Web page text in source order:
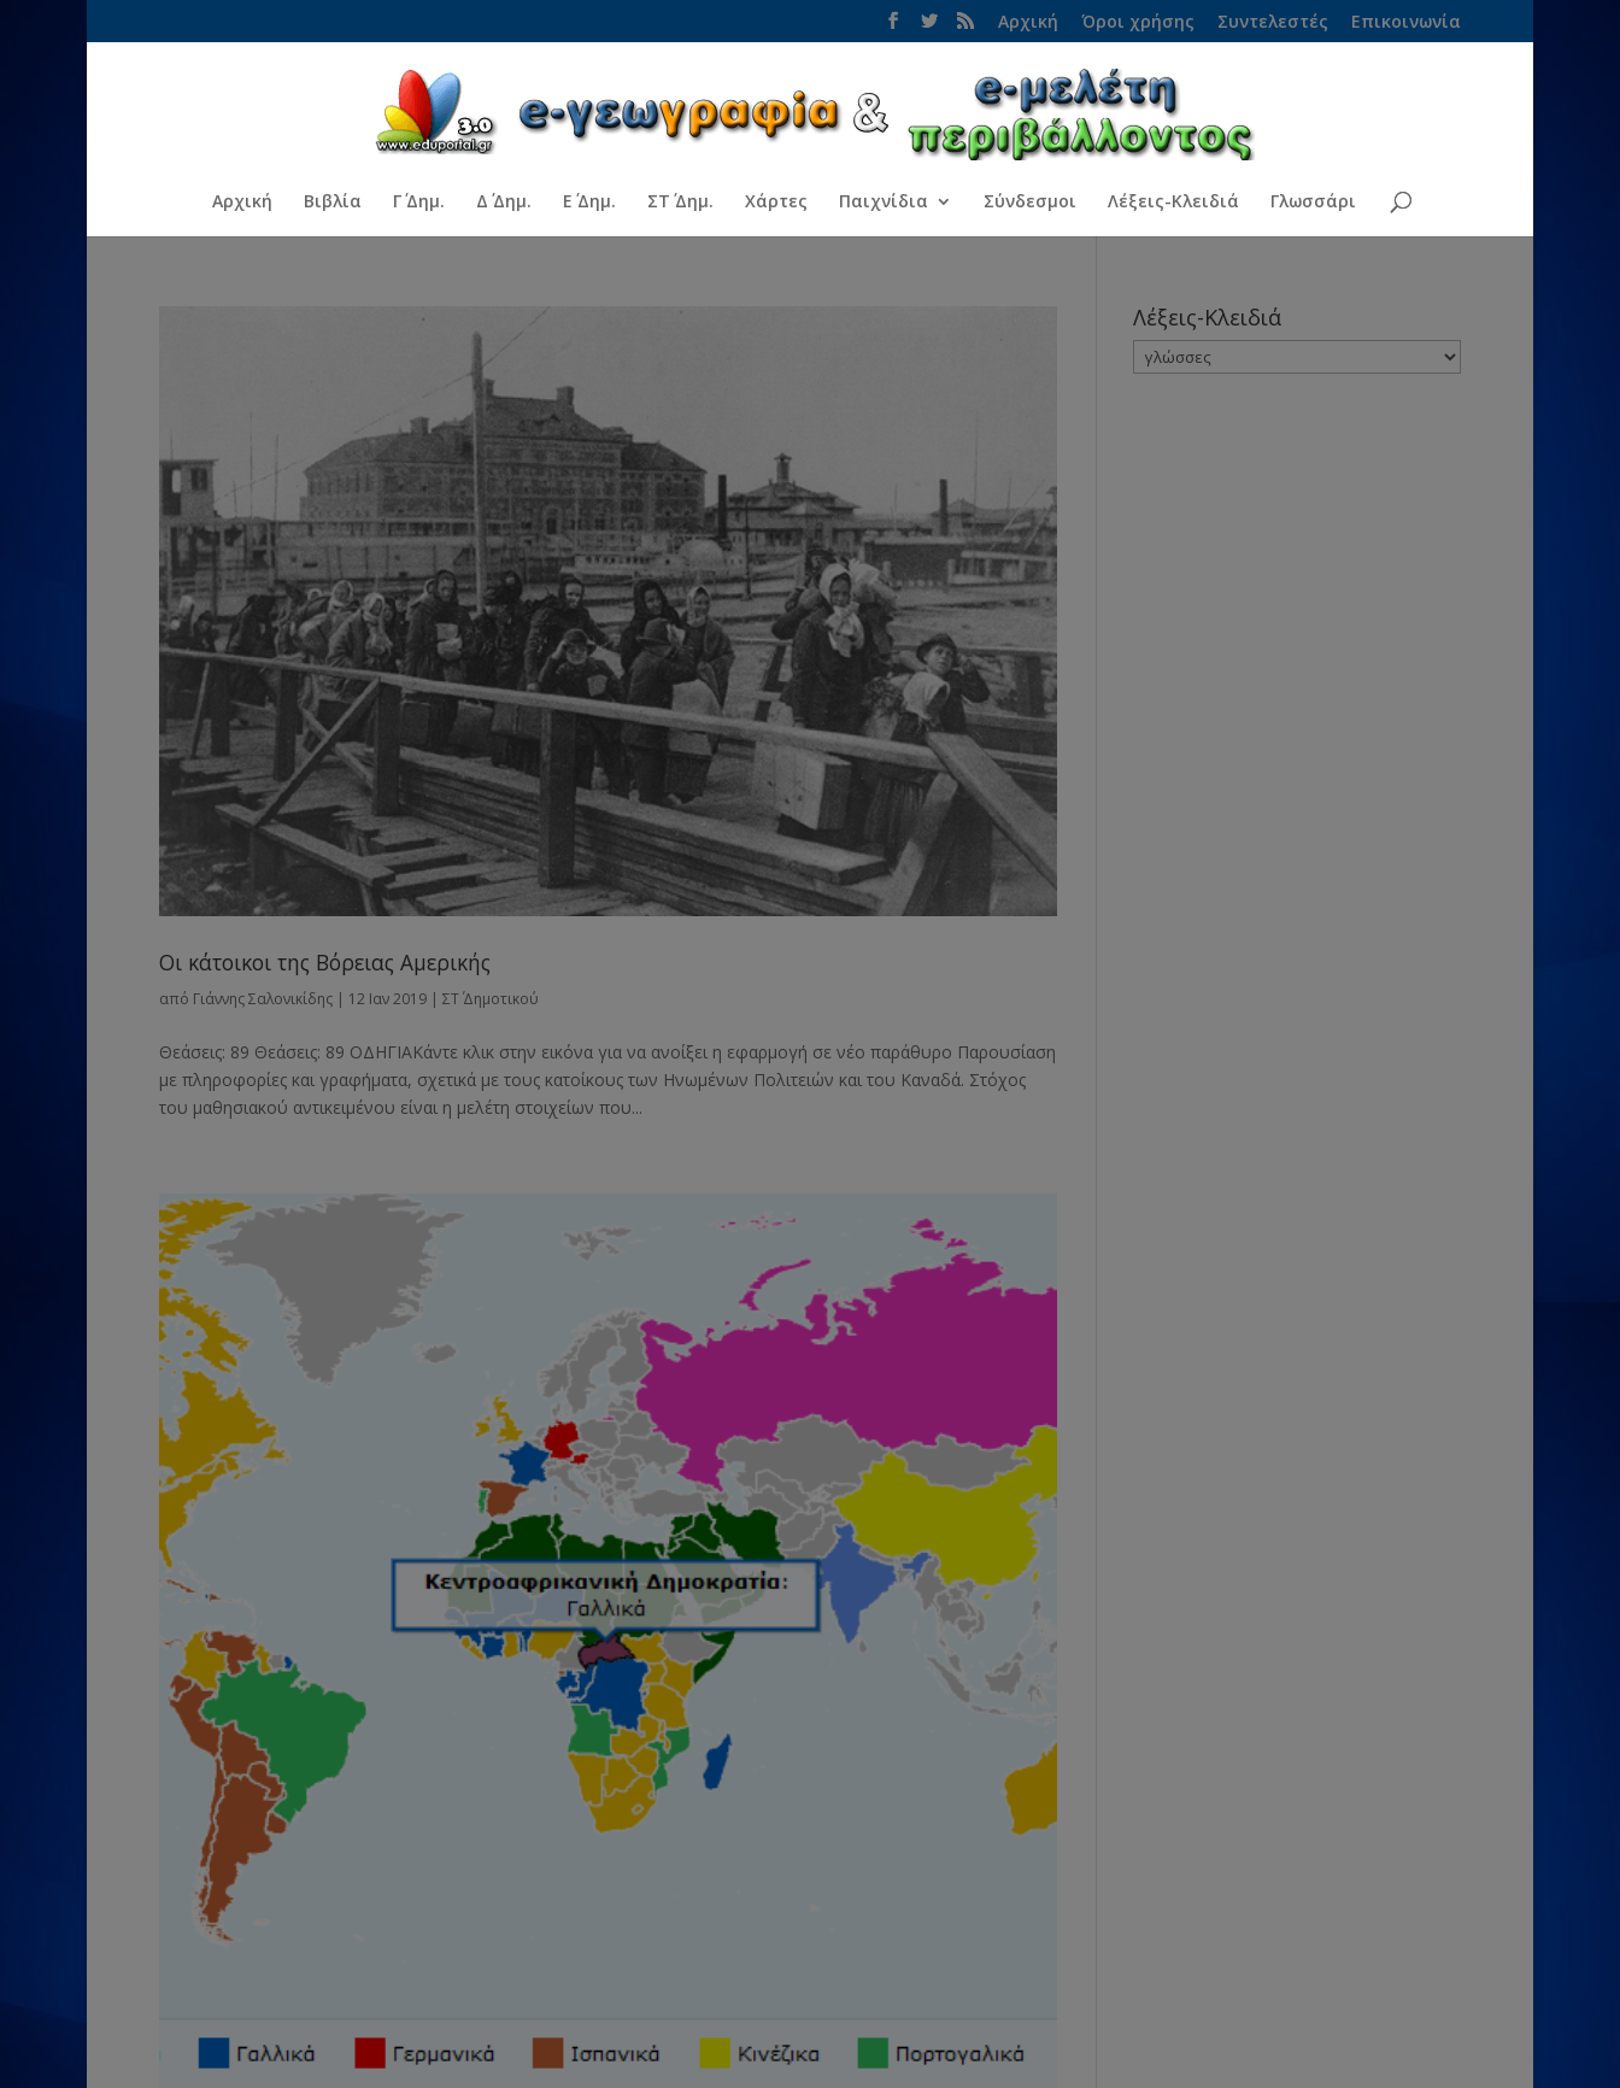
Αρχική Όροι χρήσης Συντελεστές Επικοινωνία
Αρχική Βιβλία Γ΄ Δημ. Δ΄ Δημ. Ε΄ Δημ. ΣΤ΄ Δημ. Χάρτες Παιχνίδια Σύνδεσμοι Λέξεις-Κλειδιά Γλωσσάρι
Οι κάτοικοι της Βόρειας Αμερικής
από Γιάννης Σαλονικίδης | 12 Ιαν 2019 | ΣΤ΄ Δημοτικού
Θεάσεις: 89 Θεάσεις: 89 ΟΔΗΓΙΑΚάντε κλικ στην εικόνα για να ανοίξει η εφαρμογή σε νέο παράθυρο Παρουσίαση
με πληροφορίες και γραφήματα, σχετικά με τους κατοίκους των Ηνωμένων Πολιτειών και του Καναδά. Στόχος
του μαθησιακού αντικειμένου είναι η μελέτη στοιχείων που...
Λέξεις-Κλειδιά